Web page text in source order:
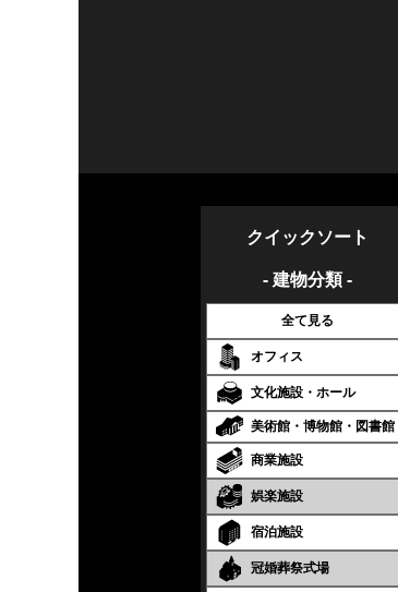
クイックソート
- 建物分類 -
全て見る
オフィス
文化施設・ホール
美術館・博物館・図書館
商業施設
娯楽施設
宿泊施設
冠婚葬祭式場